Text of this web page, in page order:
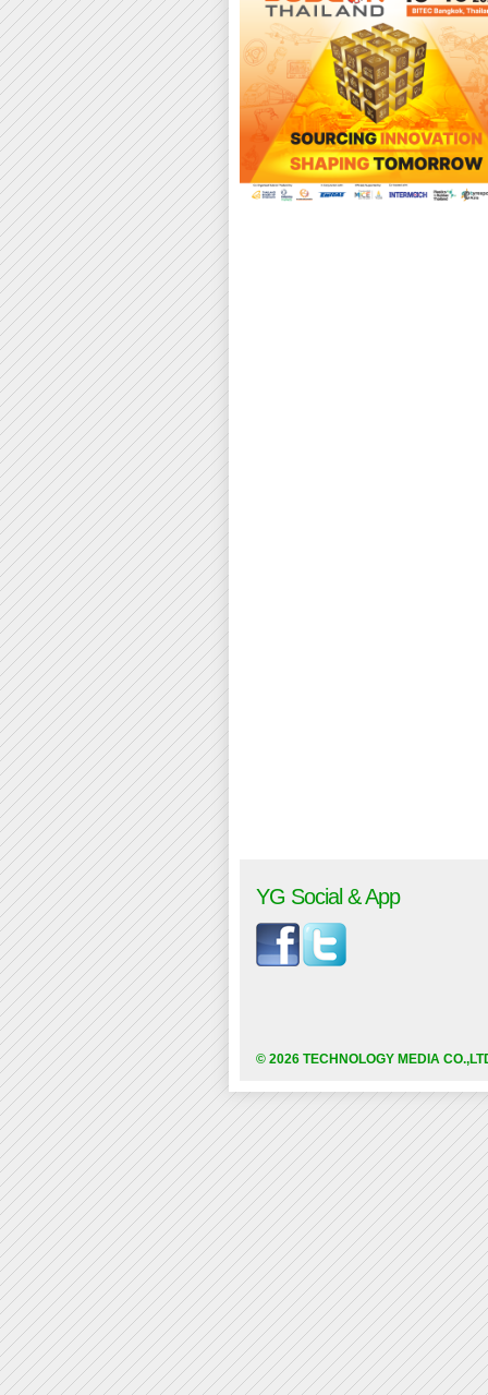
YG Social & App
© 2026 TECHNOLOGY MEDIA